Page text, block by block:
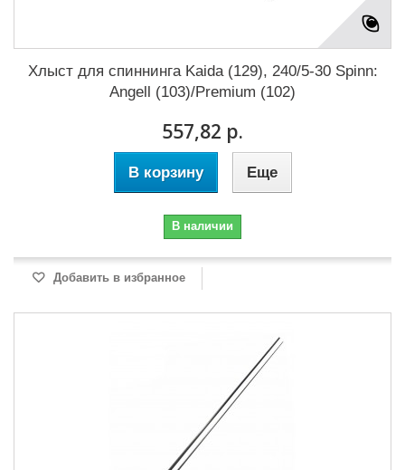
Хлыст для спиннинга Kaida (129), 240/5-30 Spinn:
Angell (103)/Premium (102)
557,82 р.
В корзину Еще
В наличии
Добавить в избранное